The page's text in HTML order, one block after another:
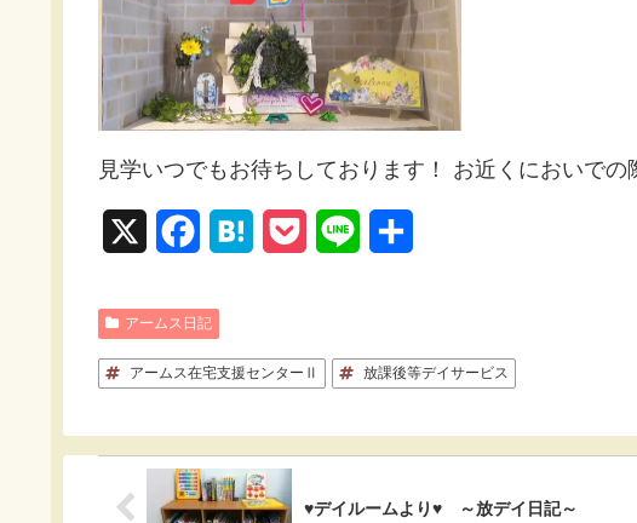
見学いつでもお待ちしております！ お近くにおいで
c
e
o
e k e
アームス日記
アームス在宅支援センターⅡ 放課後等デイサービス
♥デイルームより♥ ～放デイ日記～